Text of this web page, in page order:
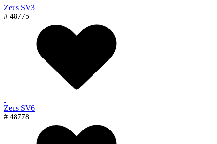
Zeus SV3
# 48775
Zeus SV6
# 48778